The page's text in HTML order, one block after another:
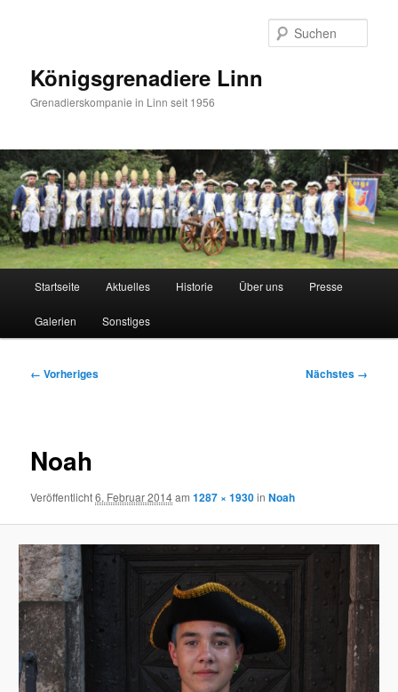
Königsgrenadiere Linn
Grenadierskompanie in Linn seit 1956
Startseite Aktuelles Historie Über uns Presse
Galerien Sonstiges
Bilder-
← Vorheriges Nächstes →
Noah
Veröffentlicht6. Februar 2014am1287 × 1930inNoah